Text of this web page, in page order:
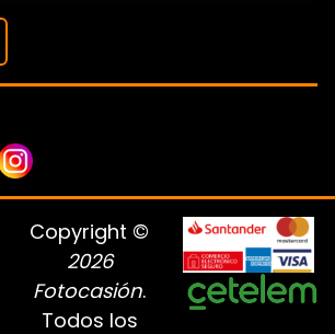
Copyright ©
2026
Fotocasión.
Todos los